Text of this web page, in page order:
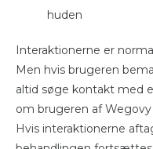
huden
Interaktionerne er
Men hvis brugeren
altid søge kontakt med
om brugeren af
Hvis interaktionerne